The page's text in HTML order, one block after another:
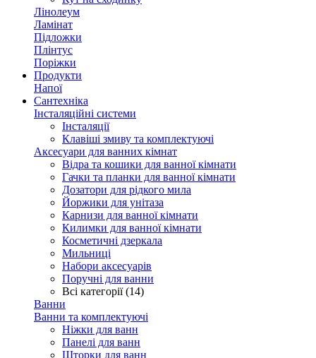
Лінолеум
Ламінат
Підложки
Плінтус
Поріжки
Продукти
Напої
Сантехніка
Інсталяційні системи
Інсталяції
Клавіші змиву та комплектуючі
Аксесуари для ванних кімнат
Відра та кошики для ванної кімнати
Гачки та планки для ванної кімнати
Дозатори для рідкого мила
Йоржики для унітаза
Карнизи для ванної кімнати
Килимки для ванної кімнати
Косметичні дзеркала
Мильниці
Набори аксесуарів
Поручні для ванни
Всі категорії (14)
Ванни
Ванни та комплектуючі
Ніжки для ванн
Панелі для ванн
Шторки для ванн